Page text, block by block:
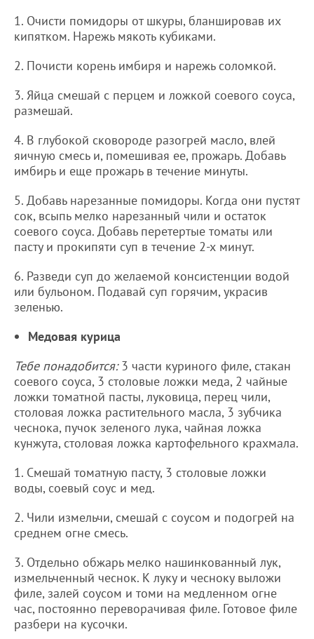
1. Очисти помидоры от шкуры, бланшировав их
кипятком. Нарежь мякоть кубиками.
2. Почисти корень имбиря и нарежь соломкой.
3. Яйца смешай с перцем и ложкой соевого соуса,
размешай.
4. В глубокой сковороде разогрей масло, влей
яичную смесь и, помешивая ее, прожарь. Добавь
имбирь и еще прожарь в течение минуты.
5. Добавь нарезанные помидоры. Когда они пустят
сок, всыпь мелко нарезанный чили и остаток
соевого соуса. Добавь перетертые томаты или
пасту и прокипяти суп в течение 2-х минут.
6. Разведи суп до желаемой консистенции водой
или бульоном. Подавай суп горячим, украсив
зеленью.
Медовая курица
Тебе понадобится:3 части куриного филе, стакан
соевого соуса, 3 столовые ложки меда, 2 чайные
ложки томатной пасты, луковица, перец чили,
столовая ложка растительного масла, 3 зубчика
чеснока, пучок зеленого лука, чайная ложка
кунжута, столовая ложка картофельного крахмала.
1. Смешай томатную пасту, 3 столовые ложки
воды, соевый соус и мед.
2. Чили измельчи, смешай с соусом и подогрей на
среднем огне смесь.
3. Отдельно обжарь мелко нашинкованный лук,
измельченный чеснок. К луку и чесноку выложи
филе, залей соусом и томи на медленном огне
час, постоянно переворачивая филе. Готовое филе
разбери на кусочки.